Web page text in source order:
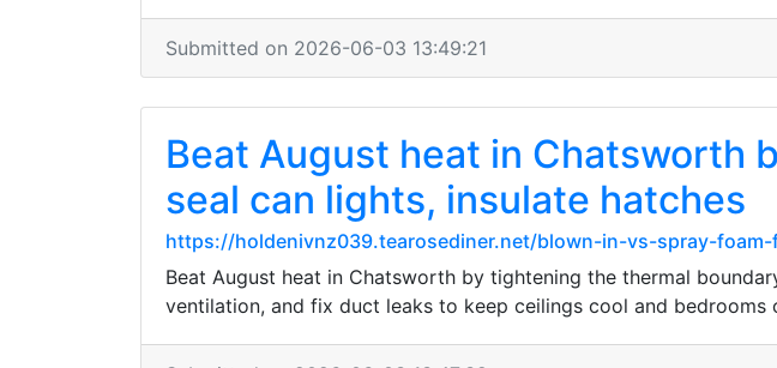
Submitted on 2026-06-03 13:49:21
Beat August heat in Chatsworth
seal can lights, insulate hatches
https://holdenivnz039.tearosediner.net/blown-in-vs-spray-
Beat August heat in Chatsworth by tightening the thermal
ventilation, and fix duct leaks to keep ceilings cool and bedrooms